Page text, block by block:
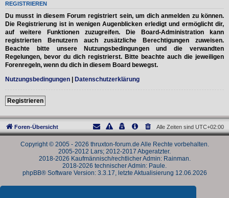
REGISTRIEREN
Du musst in diesem Forum registriert sein, um dich anmelden zu können.
Die Registrierung ist in wenigen Augenblicken erledigt und ermöglicht dir,
auf weitere Funktionen zuzugreifen. Die Board-Administration kann
registrierten Benutzern auch zusätzliche Berechtigungen zuweisen.
Beachte bitte unsere Nutzungsbedingungen und die verwandten
Regelungen, bevor du dich registrierst. Bitte beachte auch die jeweiligen
Forenregeln, wenn du dich in diesem Board bewegst.
Nutzungsbedingungen | Datenschutzerklärung
Registrieren
Foren-Übersicht Alle Zeiten sind UTC+02:00
Copyright © 2005 - 2026 thruxton-forum.de Alle Rechte vorbehalten.
2005-2012 Lars; 2012-2017 Abgeratzter.
2018-2026 Kaufmännisch/rechtlicher Admin: Rainman.
2018-2026 technischer Admin: Paule.
phpBB® Software Version: 3.3.17, letzte Aktualisierung 12.06.2026